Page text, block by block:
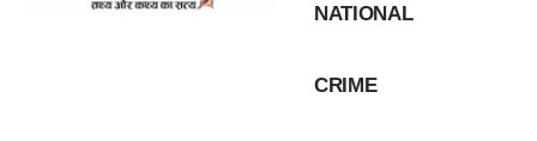
NATIONAL
CRIME